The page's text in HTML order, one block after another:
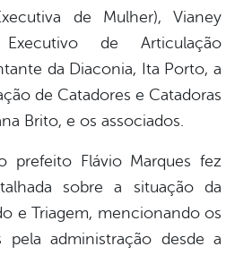
de Mulher), Vianey
de Articulação
da Diaconia, Ita Porto, a
de Catadores e Catadoras
Brito, e os associados.
prefeito Flávio Marques fez
sobre a situação da
e Triagem, mencionando os
pela administração desde a